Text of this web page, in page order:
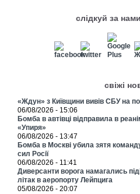
слідкуй за
свіжі
«Ждун» з Київщини вивів СБУ на
06/08/2026 - 15:06
Бомба в автівці відправила в
«Упиря»
06/08/2026 - 13:47
Бомба в Москві убила зятя
сил Росії
06/08/2026 - 11:41
Диверсанти ворога намагались
літак в аеропорту Лейпцига
05/08/2026 - 20:07